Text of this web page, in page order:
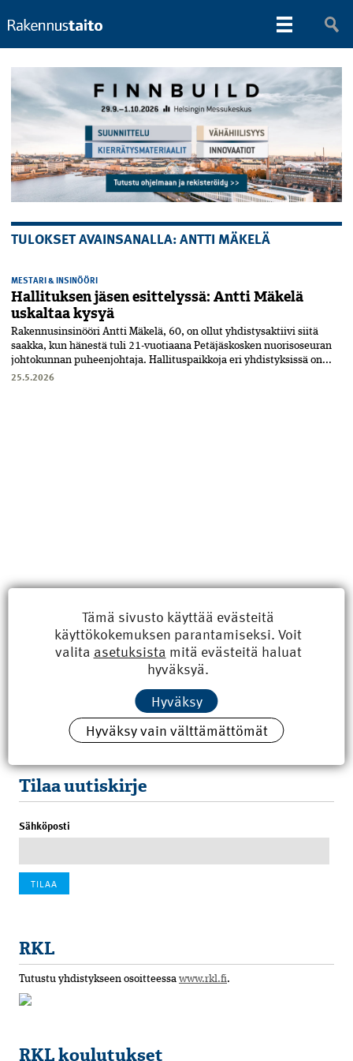
TULOKSET AVAINSANALLA: ANTTI MÄKELÄ
MESTARI & INSINÖÖRI
Hallituksen jäsen esittelyssä: Antti Mäkelä
uskaltaa kysyä
Rakennusinsinööri Antti Mäkelä, 60, on ollut yhdistysaktiivi siitä
saakka, kun hänestä tuli 21-vuo­tiaana Petäjäskosken nuoriso­seuran
johtokunnan puheenjohtaja. Hallituspaikkoja eri yhdistyksissä on...
25.5.2026
Uusimmat
Kyberisku kiinteistötietoihin haittaisi energiarakentamista
100 vuotta sitten: Rajajoen uusi rautatiesilta
Tilaa uutiskirje
Sähköposti
RKL
Tutustu yhdistykseen osoitteessa www.rkl.fi.
RKL koulutukset
Tämä sivusto käyttää evästeitä
käyttökokemuksen parantamiseksi. Voit
valita asetuksista mitä evästeitä haluat
hyväksyä.
Hyväksy
Hyväksy vain välttämättömät